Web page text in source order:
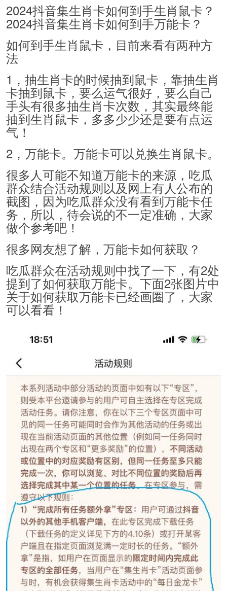
2024抖音集生肖卡如何到手生肖鼠卡？
2024抖音集生肖卡如何到手万能卡？
如何到手生肖鼠卡，目前来看有两种方
法
1，抽生肖卡的时候抽到鼠卡，靠抽生肖
卡抽到鼠卡，要么运气很好，要么自己
手头有很多抽生肖卡次数，其实最终能
抽到生肖鼠卡，多多少少还是要有点运
气！
2，万能卡。万能卡可以兑换生肖鼠卡。
很多人可能不知道万能卡的来源，吃瓜
群众结合活动规则以及网上有人公布的
截图，因为吃瓜群众没有看到万能卡任
务，所以，待会说的不一定准确，大家
做个参考吧！
很多网友想了解，万能卡如何获取？
吃瓜群众在活动规则中找了一下，有2处
提到了如何获取万能卡。下面2张图片中
关于如何获取万能卡已经画圈了，大家
可以看看！